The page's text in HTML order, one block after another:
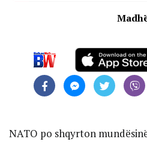
NATO po shqyrton